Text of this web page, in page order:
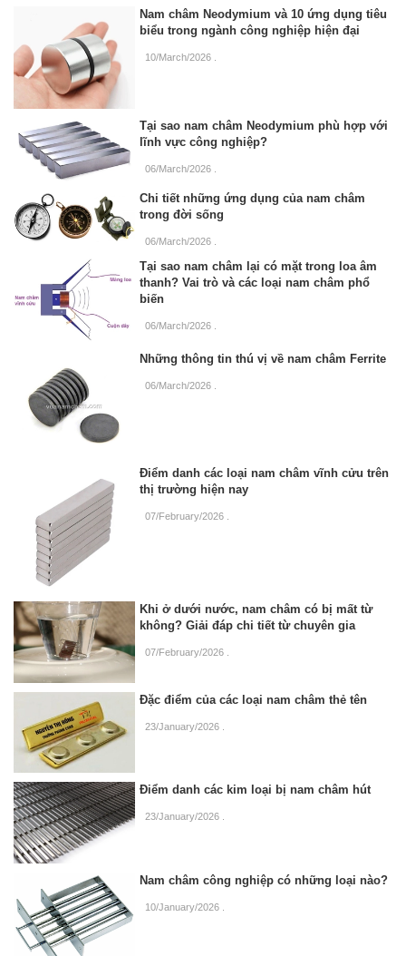
Nam châm Neodymium và 10 ứng dụng tiêu
biểu trong ngành công nghiệp hiện đại
10/March/2026
Tại sao nam châm Neodymium phù hợp với
lĩnh vực công nghiệp?
06/March/2026
Chi tiết những ứng dụng của nam châm
trong đời sống
06/March/2026
Tại sao nam châm lại có mặt trong loa âm
thanh? Vai trò và các loại nam châm phổ
biến
06/March/2026
Những thông tin thú vị về nam châm Ferrite
06/March/2026
Điểm danh các loại nam châm vĩnh cửu trên
thị trường hiện nay
07/February/2026
Khi ở dưới nước, nam châm có bị mất từ
không? Giải đáp chi tiết từ chuyên gia
07/February/2026
Đặc điểm của các loại nam châm thẻ tên
23/January/2026
Điểm danh các kim loại bị nam châm hút
23/January/2026
Nam châm công nghiệp có những loại nào?
10/January/2026